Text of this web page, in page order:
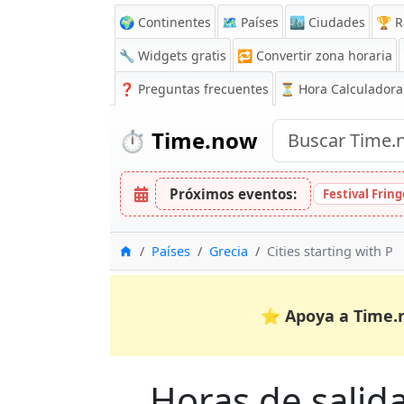
🌍 Continentes 🗺️ Países 🏙️ Ciudades 🏆
🔧 Widgets gratis
🔁 Convertir zona horaria
❓ Preguntas frecuentes ⏳ Hora Calculadora
⏱️ Time.now
Próximos eventos: Festival
InicioPaíses Grecia Cities starting with P
⭐ Apoya a